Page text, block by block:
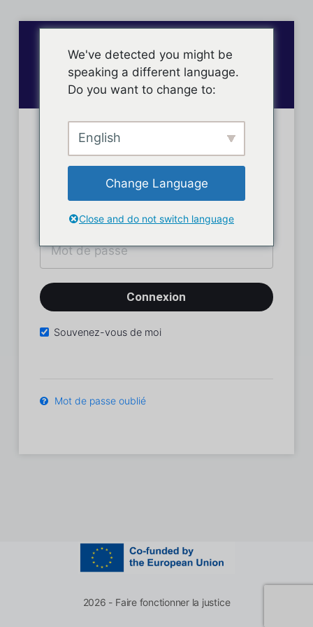
Connexion des membres
Souvenez-vous de moi
Mot de passe oublié
2026 - Faire fonctionner la justice
We've detected you might be
speaking a different language.
Do you want to change to:
English
Change Language
Close and do not switch language